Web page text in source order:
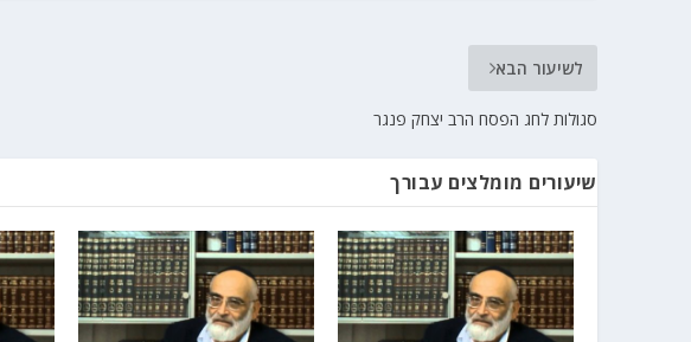
לשיעור הבא
סגולות לחג הפסח הרב יצחק פנגר
שיעורים מומלצים עבורך